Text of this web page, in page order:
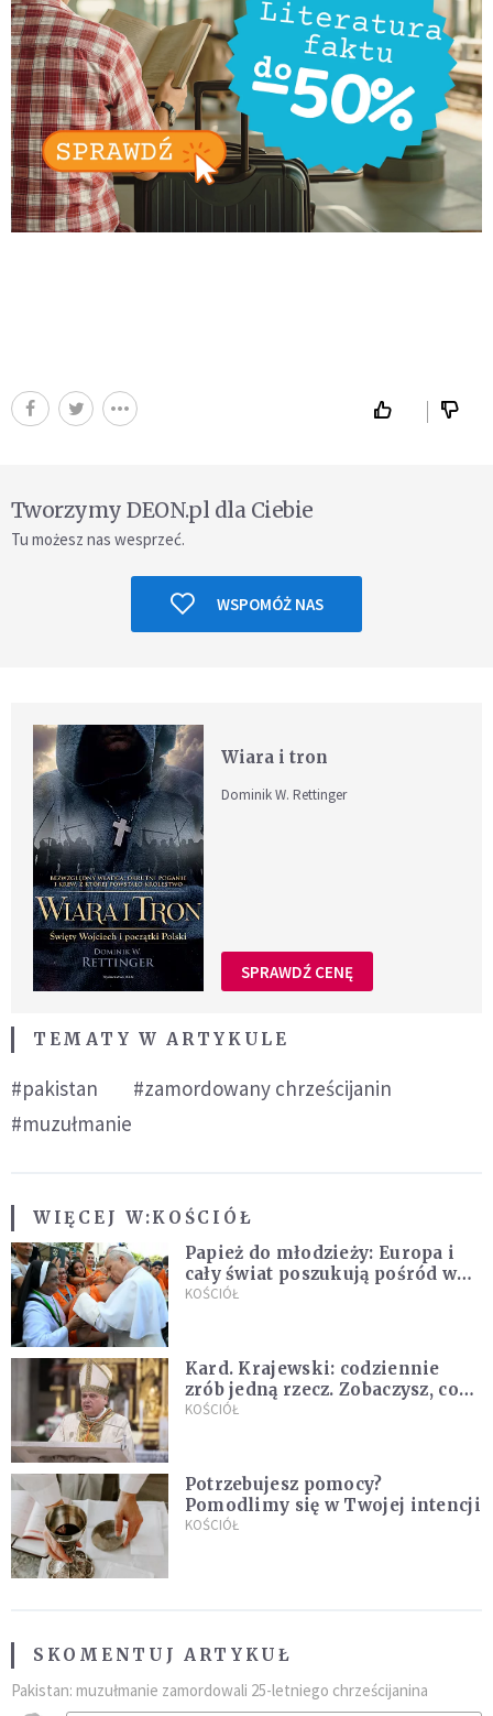
Tworzymy DEON.pl dla Ciebie
Tu możesz nas wesprzeć.
WSPOMÓŻ NAS
Wiara i tron
Dominik W. Rettinger
SPRAWDŹ CENĘ
TEMATY W ARTYKULE
#pakistan
#zamordowany chrześcijanin
#muzułmanie
WIĘCEJ W:KOŚCIÓŁ
Papież do młodzieży: Europa i
cały świat poszukują pośród was
nowych świętych
KOŚCIÓŁ
Kard. Krajewski: codziennie
zrób jedną rzecz. Zobaczysz, co
stanie się z twoim życiem
KOŚCIÓŁ
Potrzebujesz pomocy?
Pomodlimy się w Twojej intencji
KOŚCIÓŁ
SKOMENTUJ ARTYKUŁ
Pakistan: muzułmanie zamordowali 25-letniego chrześcijanina